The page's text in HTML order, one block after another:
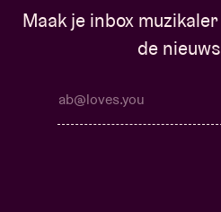
Maak je inbox
de